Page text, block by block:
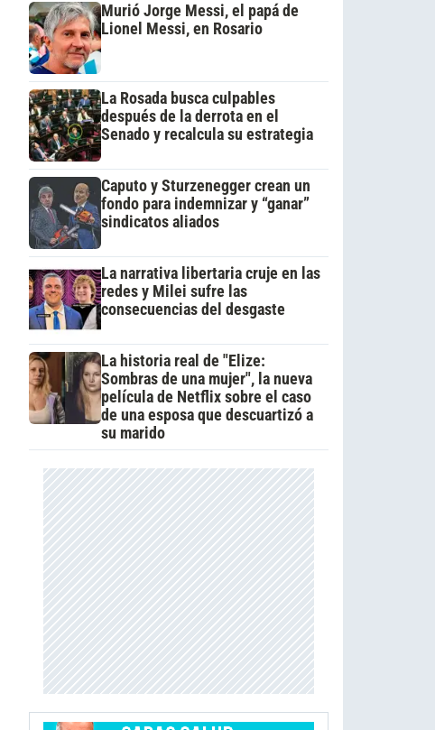
Murió Jorge Messi, el papá de
Lionel Messi, en Rosario
La Rosada busca culpables
después de la derrota en el
Senado y recalcula su estrategia
Caputo y Sturzenegger crean un
fondo para indemnizar y “ganar”
sindicatos aliados
La narrativa libertaria cruje en las
redes y Milei sufre las
consecuencias del desgaste
La historia real de "Elize:
Sombras de una mujer", la nueva
película de Netflix sobre el caso
de una esposa que descuartizó a
su marido